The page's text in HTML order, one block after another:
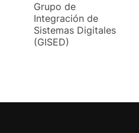
Grupo de
Integración de
Sistemas Digitales
(GISED)